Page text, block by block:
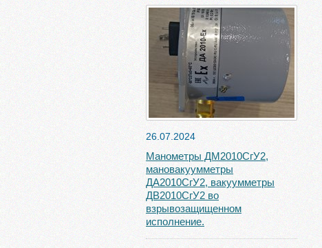
26.07.2024
Манометры ДМ2010СгУ2,
мановакуумметры
ДА2010СгУ2, вакуумметры
ДВ2010СгУ2 во
взрывозащищенном
исполнение.